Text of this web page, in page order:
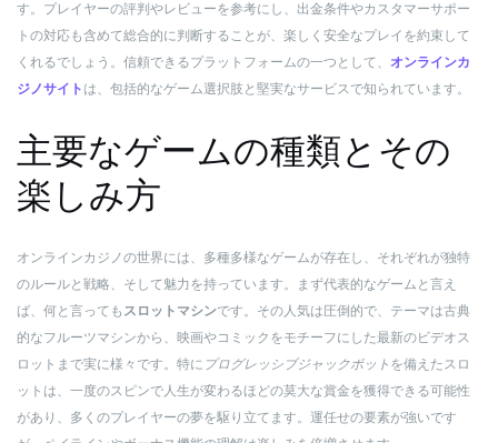
す。プレイヤーの評判やレビューを参考にし、出金条件やカスタマーサポー
トの対応も含めて総合的に判断することが、楽しく安全なプレイを約束して
くれるでしょう。信頼できるプラットフォームの一つとして、 オンラインカ
ジノサイト は、包括的なゲーム選択肢と堅実なサービスで知られています。
主要なゲームの種類とその
楽しみ方
オンラインカジノの世界には、多種多様なゲームが存在し、それぞれが独特
のルールと戦略、そして魅力を持っています。まず代表的なゲームと言え
ば、何と言っても スロットマシンです。その人気は圧倒的で、テーマは古典
的なフルーツマシンから、映画やコミックをモチーフにした最新のビデオス
ロットまで実に様々です。特に プログレッシブジャックポット を備えたスロ
ットは、一度のスピンで人生が変わるほどの莫大な賞金を獲得できる可能性
があり、多くのプレイヤーの夢を駆り立てます。運任せの要素が強いです